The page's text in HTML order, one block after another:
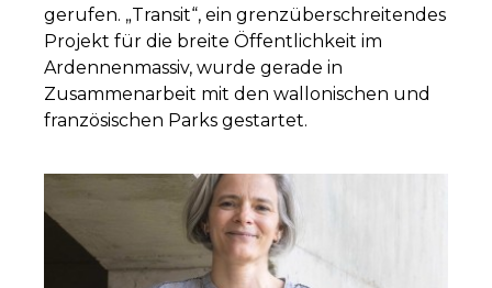
gerufen. „Transit“, ein grenzüberschreitendes
Projekt für die breite Öffentlichkeit im
Ardennenmassiv, wurde gerade in
Zusammenarbeit mit den wallonischen und
französischen Parks gestartet.